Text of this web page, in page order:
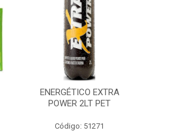
ENERGÉTICO EXTRA
POWER 2LT PET
Código: 51271